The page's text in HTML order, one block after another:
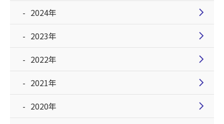
2024年 chevron_right
2023年 chevron_right
2022年 chevron_right
2021年 chevron_right
2020年 chevron_right